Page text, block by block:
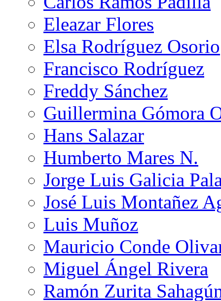
Eleazar Flores
Elsa Rodríguez Osorio
Francisco Rodríguez
Freddy Sánchez
Guillermina Gómora
Hans Salazar
Humberto Mares N.
Jorge Luis Galicia
José Luis Montañez
Luis Muñoz
Mauricio Conde
Miguel Ángel Rivera
Ramón Zurita